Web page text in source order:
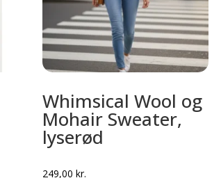
Whimsical Wool og
Mohair Sweater,
lyserød
249,00 kr.